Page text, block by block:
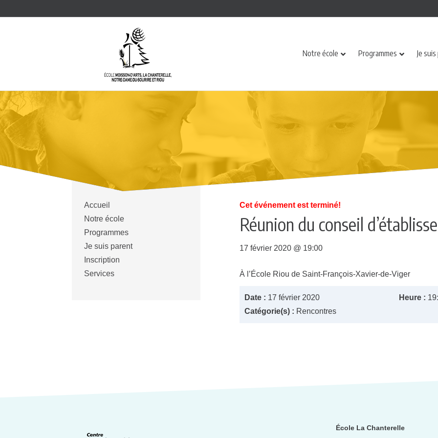
Notre école Programmes Je
Accueil
Notre école
Programmes
Je suis parent
Inscription
Services
Cet événement est terminé!
Réunion du conseil
17 février 2020 @ 19:00
À l’École Riou de Saint-François-Xavier-de-Viger
Date : 17 février 2020 Heure :
Catégorie(s) : Rencontres
École La Chanterelle